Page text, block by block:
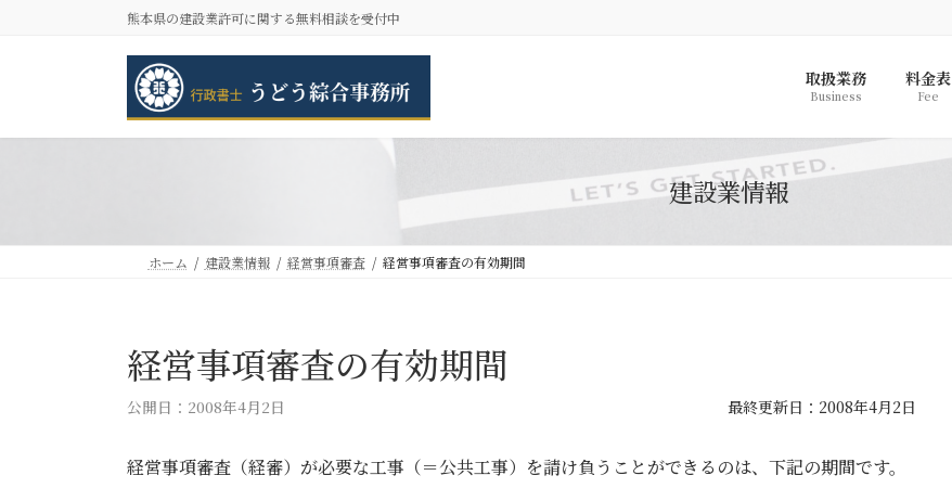
へ
ョ
熊本県の建設業許可に関する無料相談を受付中
取扱業務
Business
料金表
Fee
建設業情報
ホーム 建設業情報 経営事項審査 経営事項審査の有効期間
経営事項審査の有効期間
公開日：2008年4月2日
最
新
最終更新日：2008年4月2日
経営事項審査（経審）が必要な工事（＝公共工事）を請け負うことができるのは、下記の期間です。